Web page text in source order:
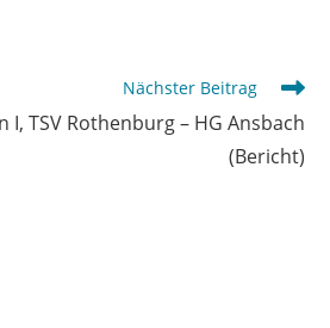
Nächster Beitrag
I, TSV Rothenburg – HG Ansbach
(Bericht)